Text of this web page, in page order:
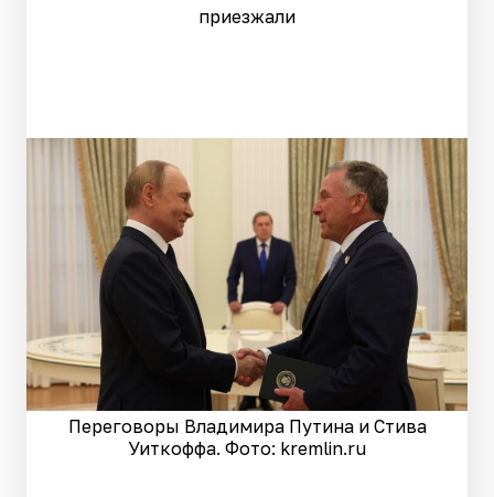
приезжали
Переговоры Владимира Путина и Стива
Уиткоффа. Фото: kremlin.ru